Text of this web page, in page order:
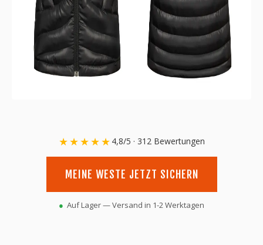
★★★★★ 4,8/5 · 312 Bewertungen
MEINE WESTE JETZT SICHERN
Auf Lager — Versand in 1-2 Werktagen